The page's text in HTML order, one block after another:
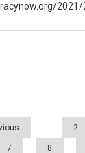
… 2
7 8